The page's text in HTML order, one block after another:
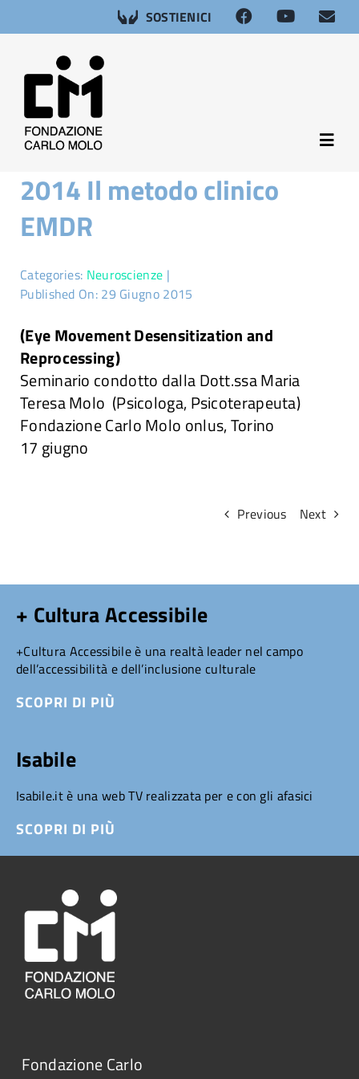
al
contenuto
SOSTIENICI
About
Afasia
Salute sessuale
Attività
Ricerche
2014 Il metodo clinico
EMDR
Categories: Neuroscienze |
Published On: 29 Giugno 2015
(Eye Movement Desensitization and
Reprocessing)
Seminario condotto dalla Dott.ssa Maria
Teresa Molo (Psicologa, Psicoterapeuta)
Fondazione Carlo Molo onlus, Torino
17 giugno
Previous Next
+ Cultura Accessibile
+Cultura Accessibile è una realtà leader nel campo
dell’accessibilità e dell’inclusione culturale
SCOPRI DI PIÙ
Isabile
Isabile.it è una web TV realizzata per e con gli afasici
SCOPRI DI PIÙ
Fondazione Carlo